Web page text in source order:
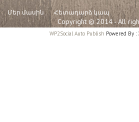
Մեր մասին Հետադարձ կապ
Copyright © 2014 - All
WP2Social Auto Publish Powered By :